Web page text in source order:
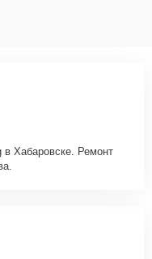
панели Smeg SI641ID2
вопросам, запишут на
доставки или
и место.
в Хабаровске. Ремонт